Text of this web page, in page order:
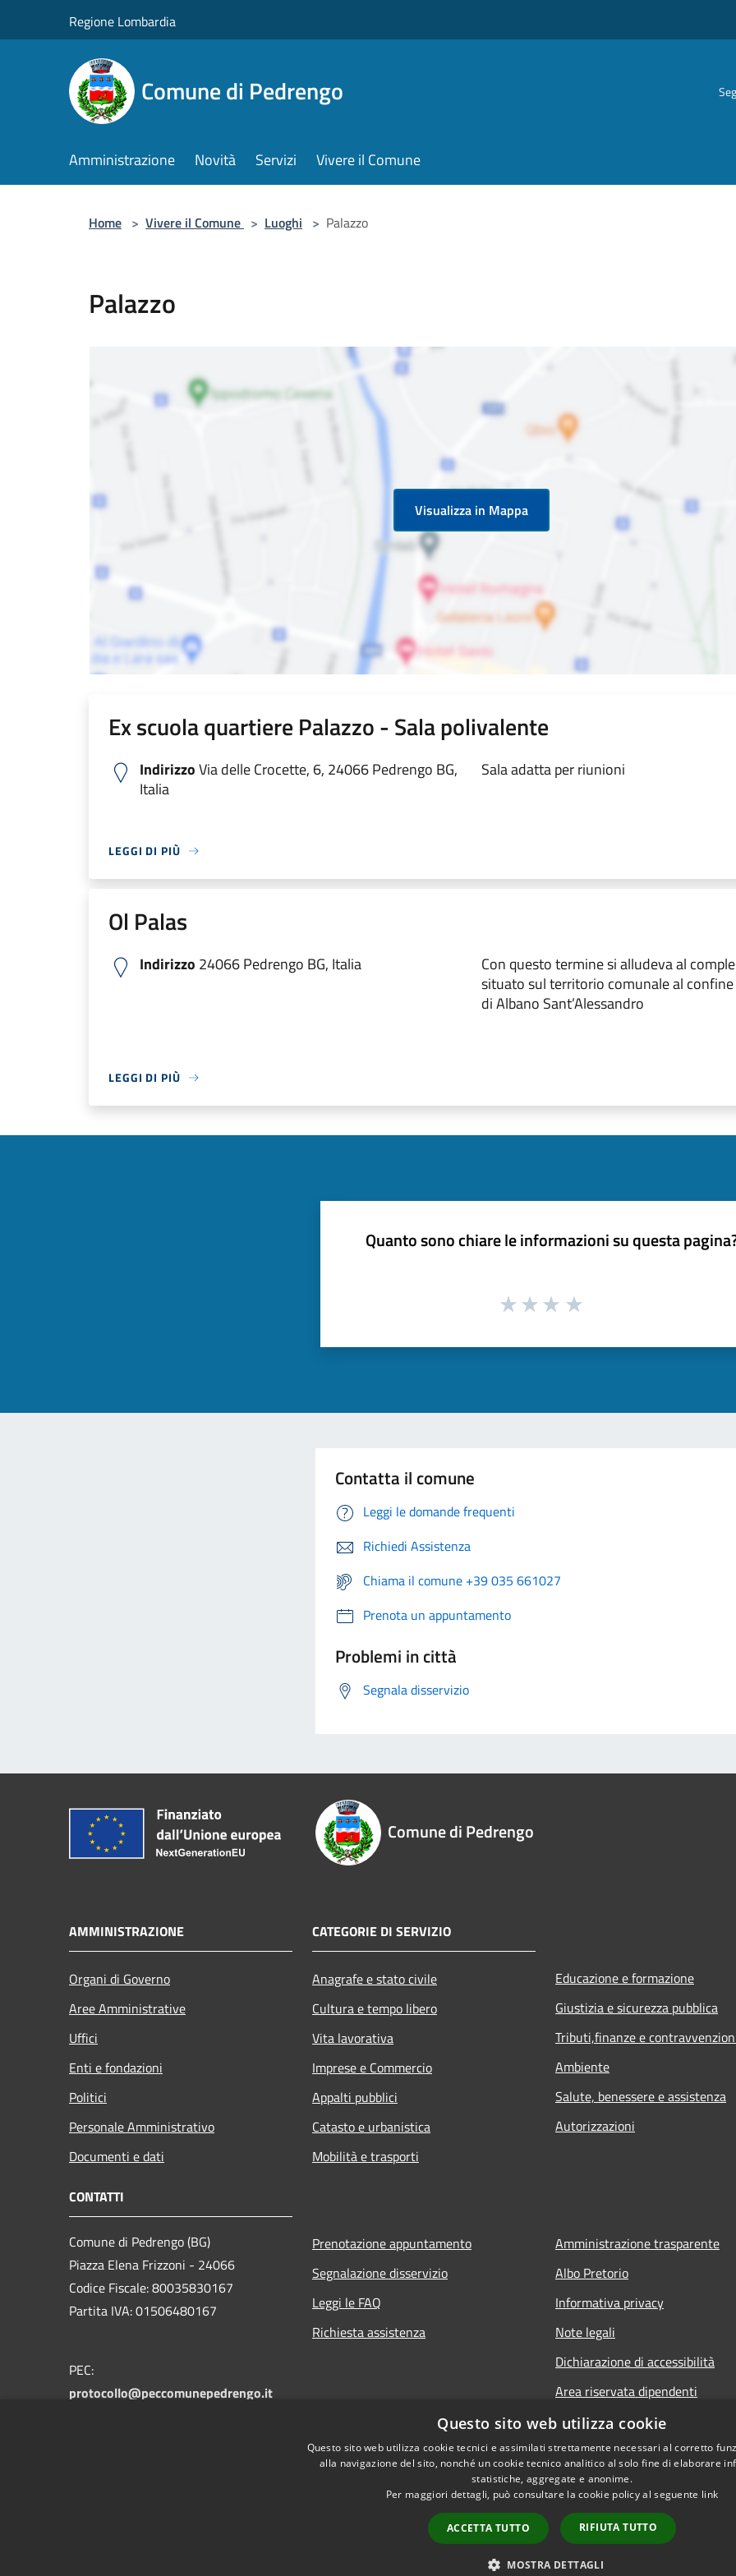
Regione Lombardia
Comune di Pedrengo
Amministrazione Novità Servizi Vivere il Comune
Home > Vivere il Comune > Luoghi > Palazzo
Palazzo
Visualizza in Mappa
Ex scuola quartiere Palazzo - Sala polivalente
IndirizzoVia delle Crocette, 6, 24066 Pedrengo BG,
Italia
Sala adatta per riunioni
LEGGI DI PIÙ
Ol Palas
Indirizzo 24066 Pedrengo BG, Italia
Con questo termine si alludeva al
situato sul territorio comunale al
di Albano Sant’Alessandro
LEGGI DI PIÙ
Quanto sono chiare le informazioni su questa
Contatta il comune
Leggi le domande frequenti
Richiedi Assistenza
Chiama il comune +39 035 661027
Prenota un appuntamento
Problemi in città
Segnala disservizio
Comune di Pedrengo
AMMINISTRAZIONE
Organi di Governo
Aree Amministrative
Uffici
Enti e fondazioni
Politici
Personale Amministrativo
Documenti e dati
CATEGORIE DI SERVIZIO
Anagrafe e stato civile
Cultura e tempo libero
Vita lavorativa
Imprese e Commercio
Appalti pubblici
Catasto e urbanistica
Mobilità e trasporti
Educazione e formazione
Giustizia e sicurezza pubblica
Tributi,finanze e
Ambiente
Salute, benessere e assistenza
Autorizzazioni
CONTATTI
Comune di Pedrengo (BG)
Piazza Elena Frizzoni - 24066
Codice Fiscale: 80035830167
Partita IVA: 01506480167
PEC:
protocollo@peccomunepedrengo.it
Prenotazione appuntamento
Segnalazione disservizio
Leggi le FAQ
Richiesta assistenza
Amministrazione trasparente
Albo Pretorio
Informativa privacy
Note legali
Dichiarazione di accessibilità
Area riservata dipendenti
Copyright © 2026 • Comune
Questo sito web utilizza cookie
Questo sito web utilizza cookie tecnici e assimilati strettamente necessari al corretto
alla navigazione del sito, nonché un cookie tecnico analitico al solo fine di elaborare
statistiche, aggregate e anonime.
Per maggiori dettagli, può consultare la cookie policy al seguente link
ACCETTA TUTTO RIFIUTA TUTTO
MOSTRA DETTAGLI